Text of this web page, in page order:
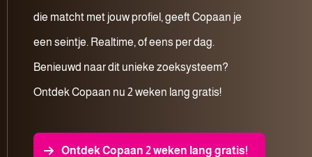
die matcht met jouw profiel, geeft Copaan je
een seintje. Realtime, of eens per dag.
Benieuwd naar dit unieke zoeksysteem?
Ontdek Copaan nu 2 weken lang gratis!
Ontdek Copaan 2 weken lang gratis!